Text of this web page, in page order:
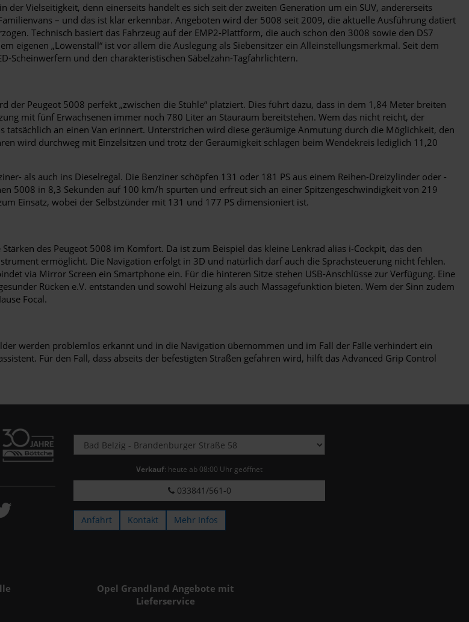
Vielseitigkeit, denn einerseits handelt es sich seit der zweiten Generation um ein SUV, andererseits
– und das ist klar erkennbar. Angeboten wird der 5008 seit 2009, die aktuelle Ausführung datiert
Technisch basiert das Fahrzeug auf der EMP2-Plattform, die auch schon den 3008 sowie den DS7
eigenen „Löwenstall“ ist vor allem die Auslegung als Siebensitzer ein Alleinstellungsmerkmal. Seit dem
Scheinwerfern und den charakteristischen Säbelzahn-Tagfahrlichtern.
Peugeot 5008 perfekt „zwischen die Stühle“ platziert. Dies führt dazu, dass in dem 1,84 Meter breiten
mit fünf Erwachsenen immer noch 780 Liter an Stauraum bereitstehen. Wem das nicht reicht, der
an einen Van erinnert. Unterstrichen wird diese geräumige Anmutung durch die Möglichkeit, den
wird durchweg mit Einzelsitzen und trotz der Geräumigkeit schlagen beim Wendekreis lediglich 11,20
als auch ins Dieselregal. Die Benziner schöpfen 131 oder 181 PS aus einem Reihen-Dreizylinder oder -
5008 in 8,3 Sekunden auf 100 km/h spurten und erfreut sich an einer Spitzengeschwindigkeit von 219
Einsatz, wobei der Selbstzünder mit 131 und 177 PS dimensioniert ist.
des Peugeot 5008 im Komfort. Da ist zum Beispiel das kleine Lenkrad alias i-Cockpit, das den
ermöglicht. Die Navigation erfolgt in 3D und natürlich darf auch die Sprachsteuerung nicht fehlen.
via Mirror Screen ein Smartphone ein. Für die hinteren Sitze stehen USB-Anschlüsse zur Verfügung. Eine
Rücken e.V. entstanden und sowohl Heizung als auch Massagefunktion bieten. Wem der Sinn zudem
Focal.
werden problemlos erkannt und in die Navigation übernommen und im Fall der Fälle verhindert ein
Für den Fall, dass abseits der befestigten Straßen gefahren wird, hilft das Advanced Grip Control
Verkauf: heute ab 08:00 Uhr geöffnet
033841/561-0
Anfahrt Kontakt Mehr Infos
Opel Grandland Angebote mit
Lieferservice